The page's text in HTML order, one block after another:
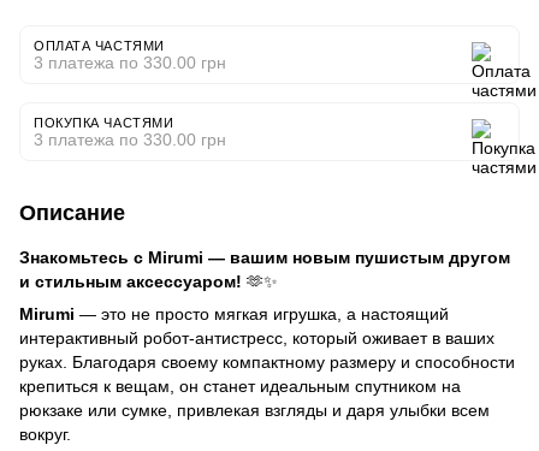
ОПЛАТА ЧАСТЯМИ
3 платежа по 330.00 грн
ПОКУПКА ЧАСТЯМИ
3 платежа по 330.00 грн
Описание
Знакомьтесь с Mirumi — вашим новым пушистым другом
и стильным аксессуаром! 🫶✨
Mirumi — это не просто мягкая игрушка, а настоящий
интерактивный робот-антистресс, который оживает в ваших
руках. Благодаря своему компактному размеру и способности
крепиться к вещам, он станет идеальным спутником на
рюкзаке или сумке, привлекая взгляды и даря улыбки всем
вокруг.